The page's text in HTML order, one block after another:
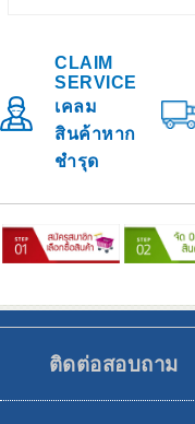
CLAIM
SERVICE
เคลม
สินค้าหาก
ชำรุด
ติดต่อสอบถาม